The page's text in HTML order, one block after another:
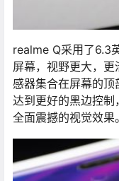
realme Q采用了6.3
屏幕，视野更大，更
感器集合在屏幕的顶
达到更好的黑边控
全面震撼的视觉效果。